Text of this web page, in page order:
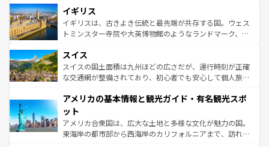
いる。シャンパンの発祥地であるランス、プロヴァンスの
香り高いラベンダー畑など、多彩な楽しみ方が可能だ。さ
らに、パリ以外の地域にも魅力が溢れており、どの街角に
れる地方に足を運ぶとそれぞれで全く異なる文化を体験で
きるだろう。 なお、新着のフランス情報はコンテンツ一覧
を参照してほしい。
顔を持つこの国は、どこを歩いても飽きることがない。ベ
ルリンの文化的活気、バイエルン州のアルプスの絶景、そ
してライン川沿いのワイン畑といった風景は必見。ビール
は、お酒好きな人にはぜひ体験してほしい。 なお、新着の
ドイツ情報はコンテンツ一覧を参照してほしい。
イギリス
イギリスは、古きよき伝統と最先端が共存する国。ウェス
トミンスター寺院や大英博物館のようなランドマーク、歴
リアごとに異なる魅力がある。また、優雅なアフタヌーン
ティー、ビール好きにはたまらない英国パブ、サッカー観
戦など、本場だからこそできる体験も豊富。イギリスを旅
ンツ一覧を参照してほしい。
スイス
スイスの国土面積は九州ほどの広さだが、運行時刻が正確
な交通網が整備されており、初心者でも安心して個人旅行
の建物がそのまま残る町や、スイスならではのユニークな
博物館もあり、アルプス観光だけでなく町歩きも満喫する
ことができる。国民の所得が高いため物価も高いが、旅行
者向けの交通パス提供のサービスもあり、うまく活用すれ
アメリカの基本情報と観光ガイド・有名観光スポ
ット
アメリカ合衆国は、広大な土地と多様な文化が魅力の国。
東海岸の都市部から西海岸のカリフォルニアまで、訪れる